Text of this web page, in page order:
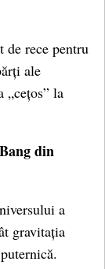
de rece pentru
ale
„cețos” la
din
a
gravitația